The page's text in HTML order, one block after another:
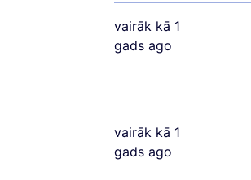
vairāk kā 1
gads ago
vairāk kā 1
gads ago